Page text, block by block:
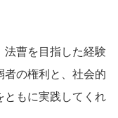
法曹を目指した経験
者の権利と、社会的
ともに実践してくれ